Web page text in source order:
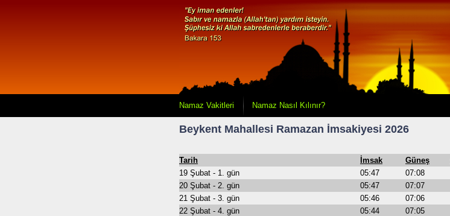
Namaz Vakitleri Namaz Nasıl Kılınır?
Beykent Mahallesi Ramazan İmsakiyesi 2026
Tarih
İmsak Güneş
19 Şubat - 1. gün
05:47 07:08
20 Şubat - 2. gün
05:47 07:07
21 Şubat - 3. gün
05:46 07:06
22 Şubat - 4. gün
05:44 07:05